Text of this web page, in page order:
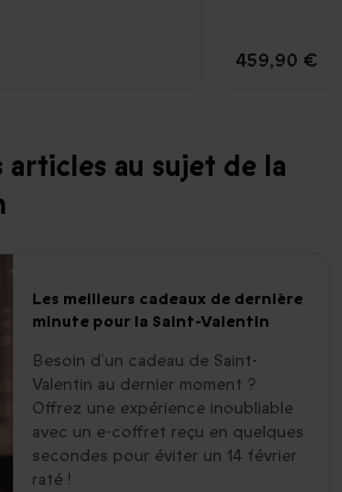
459,90 €
au sujet de la
Les meilleurs cadeaux de dernière
minute pour la Saint-Valentin
Besoin d’un cadeau de Saint-
Valentin au dernier moment ?
Offrez une expérience inoubliable
avec un e-coffret reçu en quelques
secondes pour éviter un 14 février
raté !